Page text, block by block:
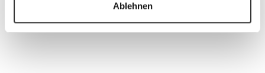
Ablehnen